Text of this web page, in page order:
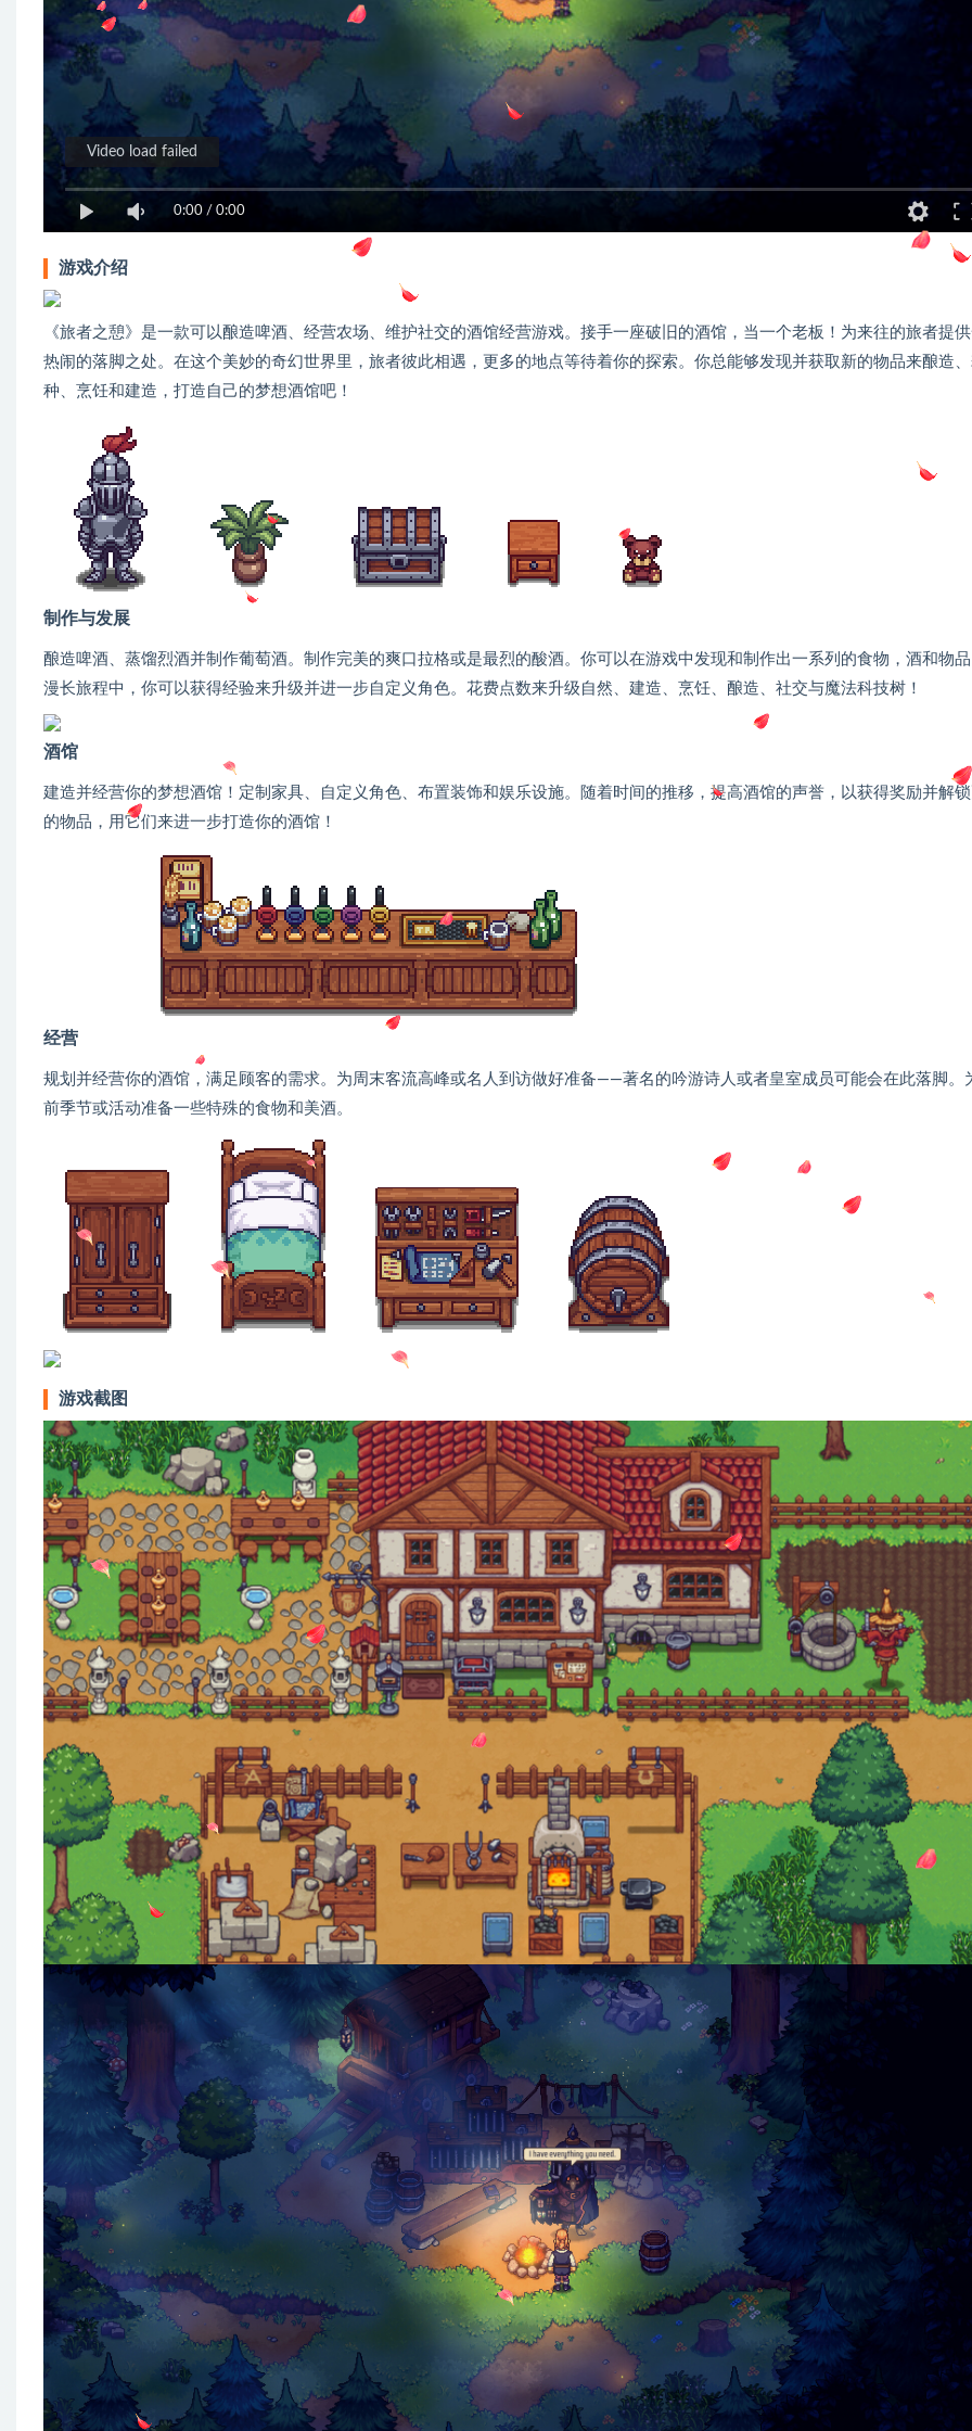
0:00 / 0:00
Video load failed
游戏介绍
《旅者之憩》是一款可以酿造啤酒、经营农场、维护社交的酒馆经营游戏。接手一座破旧的酒馆，当一个老板！为来往的旅者提
热闹的落脚之处。在这个美妙的奇幻世界里，旅者彼此相遇，更多的地点等待着你的探索。你总能够发现并获取新的物品来酿造
种、烹饪和建造，打造自己的梦想酒馆吧！
制作与发展
酿造啤酒、蒸馏烈酒并制作葡萄酒。制作完美的爽口拉格或是最烈的酸酒。你可以在游戏中发现和制作出一系列的食物，酒和物
漫长旅程中，你可以获得经验来升级并进一步自定义角色。花费点数来升级自然、建造、烹饪、酿造、社交与魔法科技树！
酒馆
建造并经营你的梦想酒馆！定制家具、自定义角色、布置装饰和娱乐设施。随着时间的推移，提高酒馆的声誉，以获得奖励并解
的物品，用它们来进一步打造你的酒馆！
经营
规划并经营你的酒馆，满足顾客的需求。为周末客流高峰或名人到访做好准备——著名的吟游诗人或者皇室成员可能会在此落脚。
前季节或活动准备一些特殊的食物和美酒。
游戏截图